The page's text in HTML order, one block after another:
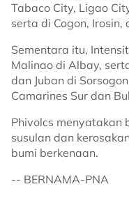
Tabaco City, Ligao
serta di Cogon, Irosin,
Sementara itu,
Malinao di Albay,
dan Juban di
Camarines Sur dan
Phivolcs
susulan dan
bumi berkenaan.
-- BERNAMA-PNA